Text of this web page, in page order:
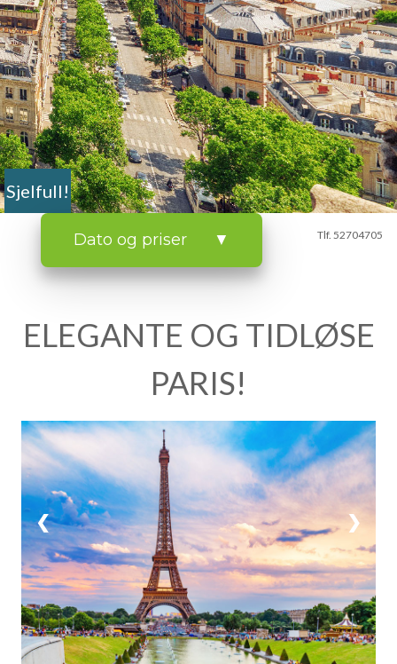
Sjelfull!
Tlf. 52704705
Dato og priser ▼
ELEGANTE OG TIDLØSE
PARIS!
1 / 6
❮ ❯